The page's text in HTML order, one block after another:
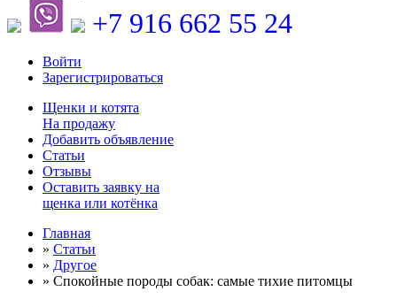
+7 916 662 55 24
Войти
Зарегистрироваться
Щенки и котята
На продажу
Добавить объявление
Статьи
Отзывы
Оставить заявку на
щенка или котёнка
Главная
» Статьи
» Другое
» Спокойные породы собак: самые тихие питомцы